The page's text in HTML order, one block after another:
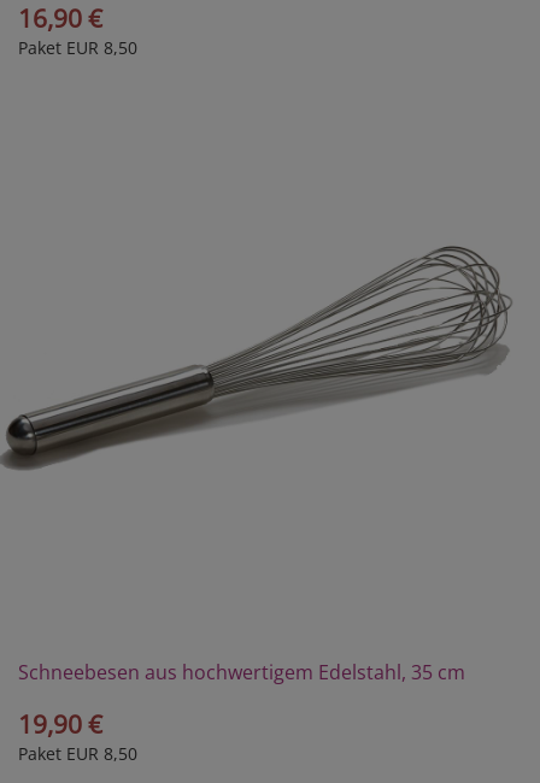
16,90 €
Paket EUR 8,50
Schneebesen aus hochwertigem Edelstahl, 35 cm
19,90 €
Paket EUR 8,50